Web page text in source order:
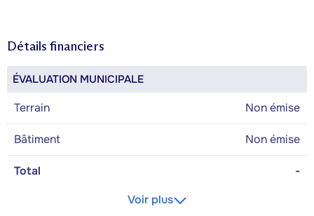
Détails financiers
ÉVALUATION MUNICIPALE
Terrain Non émise
Bâtiment Non émise
Total
-
Voir plus